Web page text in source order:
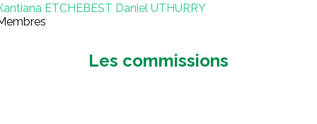
ETCHEBEST Daniel UTHURRY
Les commissions